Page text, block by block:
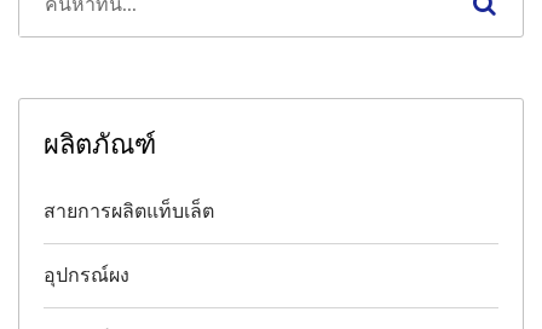
ผลิตภัณฑ์
สายการผลิตแท็บเล็ต
อุปกรณ์ผง